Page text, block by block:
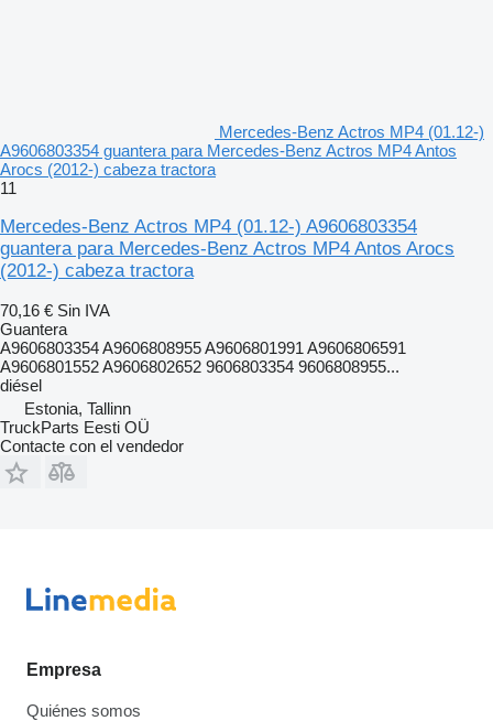
Mercedes-Benz Actros MP4 (01.12-)
A9606803354 guantera para Mercedes-Benz Actros MP4 Antos
Arocs (2012-) cabeza tractora
11
Mercedes-Benz Actros MP4 (01.12-) A9606803354
guantera para Mercedes-Benz Actros MP4 Antos Arocs
(2012-) cabeza tractora
70,16 € Sin IVA
Guantera
A9606803354 A9606808955 A9606801991 A9606806591
A9606801552 A9606802652 9606803354 9606808955...
diésel
Estonia, Tallinn
TruckParts Eesti OÜ
Contacte con el vendedor
Empresa
Quiénes somos